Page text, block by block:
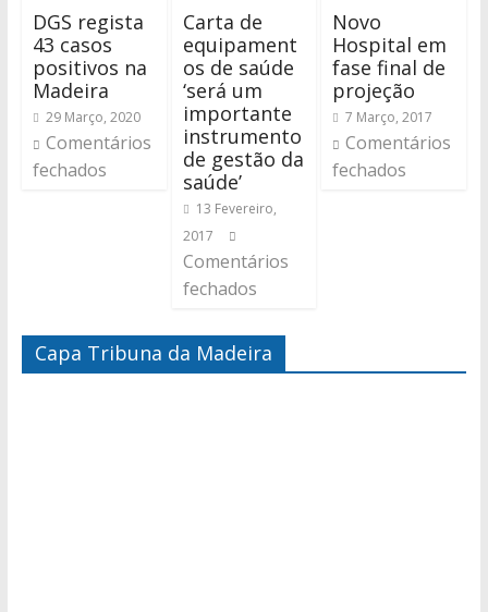
DGS regista
43 casos
positivos na
Madeira
29 Março, 2020
Comentários
fechados
Carta de
equipament
os de saúde
‘será um
importante
instrumento
de gestão da
saúde’
13 Fevereiro,
2017
Comentários
fechados
Novo
Hospital em
fase final de
projeção
7 Março, 2017
Comentários
fechados
Capa Tribuna da Madeira